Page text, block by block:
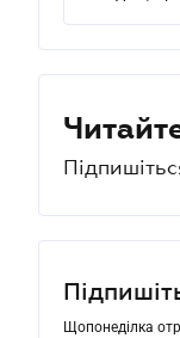
Щопонеділка